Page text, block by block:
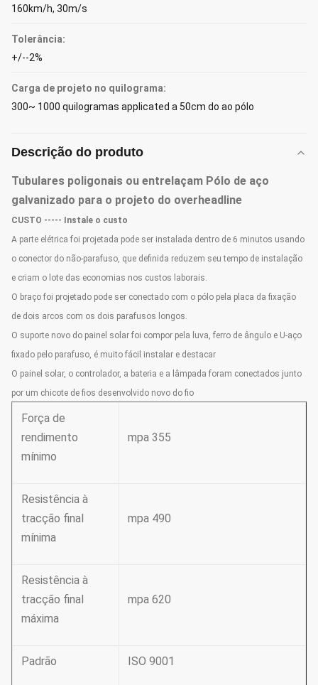
160km/h, 30m/s
Tolerância:
+/--2%
Carga de projeto no quilograma:
300~ 1000 quilogramas applicated a 50cm do ao pólo
Descrição do produto
Tubulares poligonais ou entrelaçam Pólo de aço
galvanizado para o projeto do overheadline
CUSTO ----- Instale o custo
A parte elétrica foi projetada pode ser instalada dentro de 6 minutos usando
o conector do não-parafuso, que definida reduzem seu tempo de instalação
e criam o lote das economias nos custos laborais.
O braço foi projetado pode ser conectado com o pólo pela placa da fixação
de dois arcos com os dois parafusos longos.
O suporte novo do painel solar foi compor pela luva, ferro de ângulo e U-aço
fixado pelo parafuso, é muito fácil instalar e destacar
O painel solar, o controlador, a bateria e a lâmpada foram conectados junto
por um chicote de fios desenvolvido novo do fio
Força de
rendimento
mínimo
mpa 355
Resistência à
tracção final
mínima
mpa 490
Resistência à
tracção final
máxima
mpa 620
Padrão ISO 9001